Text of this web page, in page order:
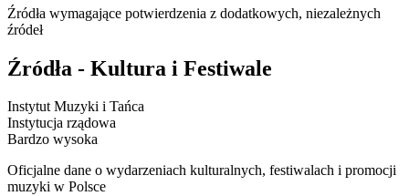
Źródła wymagające potwierdzenia z dodatkowych, niezależnych
źródeł
Źródła - Kultura i Festiwale
Instytut Muzyki i Tańca
Instytucja rządowa
Bardzo wysoka
Oficjalne dane o wydarzeniach kulturalnych, festiwalach i promocji
muzyki w Polsce